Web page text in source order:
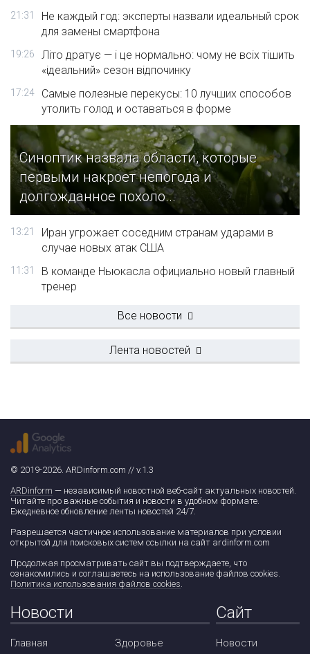
21:31
Не каждый год: эксперты назвали идеальный срок
для замены смартфона
19:26
Літо дратує — і це нормально: чому не всіх тішить
«ідеальний» сезон відпочинку
17:24
Самые полезные перекусы: 10 лучших способов
утолить голод и оставаться в форме
Синоптик назвала области, которые
первыми накроет непогода и
долгожданное похоло...
13:21
Иран угрожает соседним странам ударами в
случае новых атак США
11:31
В команде Ньюкасла официально новый главный
тренер
Все новости
Лента новостей
© 2019-2026. ARDinform.com // v.1.3
ARDinform — независимый новостной веб-сайт актуальных новостей.
Читайте про важные события и новости в удобном формате.
Ежедневное обновление ленты новостей 24/7.
Разрешается частичное использование материалов при условии
открытой для поисковых систем ссылки на сайт ardinform.com
Продолжая просматривать сайт вы подтверждаете, что
ознакомились и соглашаетесь на использование файлов cookies.
Политика использования файлов cookies.
Новости
Главная Здоровье
Сайт
Новости